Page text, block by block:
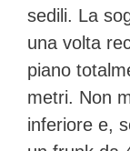
sedili. La
una volta
piano
metri. Non
inferiore e,